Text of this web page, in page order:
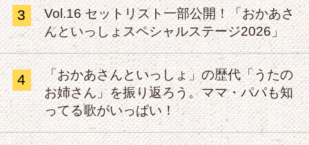
3
Vol.16 セットリスト一部公開！「おかあさ
んといっしょスペシャルステージ2026」
4
「おかあさんといっしょ」の歴代「うたの
お姉さん」を振り返ろう。ママ・パパも知
ってる歌がいっぱい！